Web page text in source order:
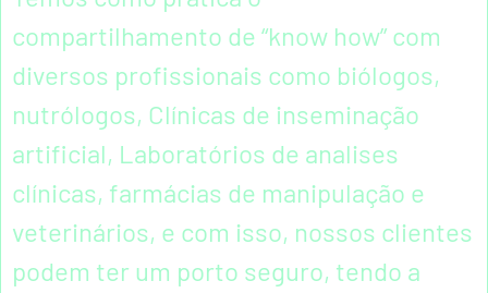
compartilhamento de “know how” com
diversos profissionais como biólogos,
nutrólogos, Clínicas de inseminação
artificial, Laboratórios de analises
clínicas, farmácias de manipulação e
veterinários, e com isso, nossos clientes
podem ter um porto seguro, tendo a